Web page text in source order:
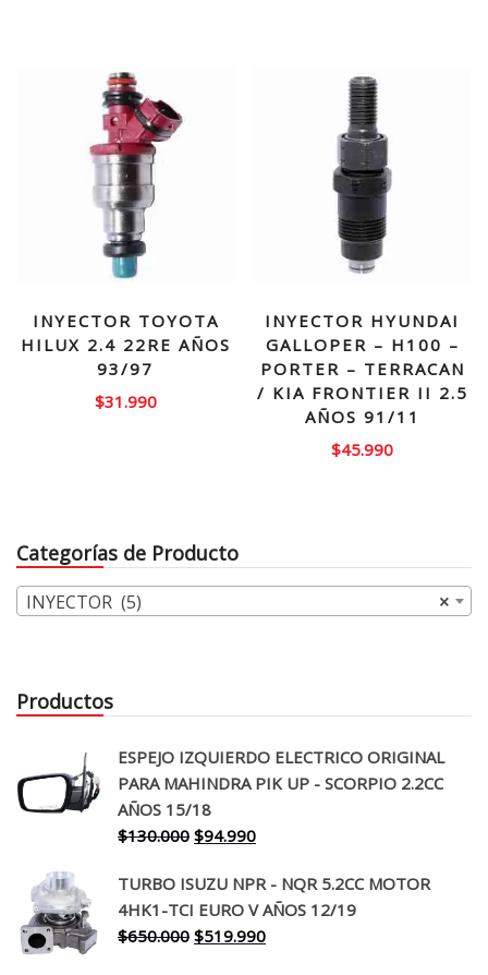
INYECTOR TOYOTA
HILUX 2.4 22RE AÑOS
93/97
$31.990
INYECTOR HYUNDAI
GALLOPER – H100 –
PORTER – TERRACAN
/ KIA FRONTIER II 2.5
AÑOS 91/11
$45.990
Categorías de Producto
×
INYECTOR (5)
Productos
ESPEJO IZQUIERDO ELECTRICO ORIGINAL
PARA MAHINDRA PIK UP - SCORPIO 2.2CC
AÑOS 15/18
$130.000 El
original
era:
$130.000.
$94.990El
actual
es:
$94.990.
TURBO ISUZU NPR - NQR 5.2CC MOTOR
4HK1-TCI EURO V AÑOS 12/19
$650.000 El
$519.990El